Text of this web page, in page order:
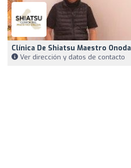
Clínica De Shiatsu Maestro Onoda
Ver dirección y datos de contacto